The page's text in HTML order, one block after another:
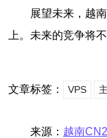
展望未来，越
上。未来的竞争将
文章标签： VPS
来源： 越南